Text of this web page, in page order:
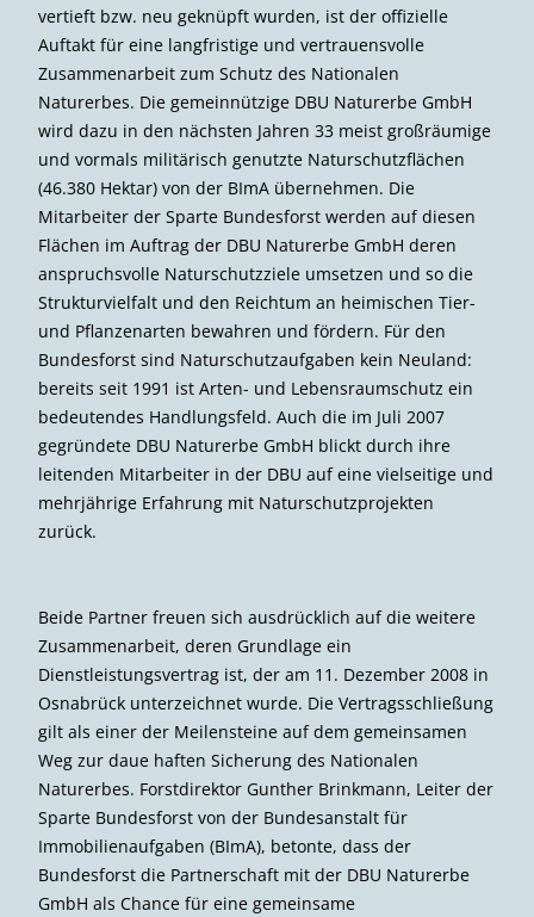
vertieft bzw. neu geknüpft wurden, ist der offizielle
Auftakt für eine langfristige und vertrauensvolle
Zusammenarbeit zum Schutz des Nationalen
Naturerbes. Die gemeinnützige DBU Naturerbe GmbH
wird dazu in den nächsten Jahren 33 meist großräumige
und vormals militärisch genutzte Naturschutzflächen
(46.380 Hektar) von der BImA übernehmen. Die
Mitarbeiter der Sparte Bundesforst werden auf diesen
Flächen im Auftrag der DBU Naturerbe GmbH deren
anspruchsvolle Naturschutzziele umsetzen und so die
Strukturvielfalt und den Reichtum an heimischen Tier-
und Pflanzenarten bewahren und fördern. Für den
Bundesforst sind Naturschutzaufgaben kein Neuland:
bereits seit 1991 ist Arten- und Lebensraumschutz ein
bedeutendes Handlungsfeld. Auch die im Juli 2007
gegründete DBU Naturerbe GmbH blickt durch ihre
leitenden Mitarbeiter in der DBU auf eine vielseitige und
mehrjährige Erfahrung mit Naturschutzprojekten
zurück.
Beide Partner freuen sich ausdrücklich auf die weitere
Zusammenarbeit, deren Grundlage ein
Dienstleistungsvertrag ist, der am 11. Dezember 2008 in
Osnabrück unterzeichnet wurde. Die Vertragsschließung
gilt als einer der Meilensteine auf dem gemeinsamen
Weg zur daue haften Sicherung des Nationalen
Naturerbes. Forstdirektor Gunther Brinkmann, Leiter der
Sparte Bundesforst von der Bundesanstalt für
Immobilienaufgaben (BImA), betonte, dass der
Bundesforst die Partnerschaft mit der DBU Naturerbe
GmbH als Chance für eine gemeinsame